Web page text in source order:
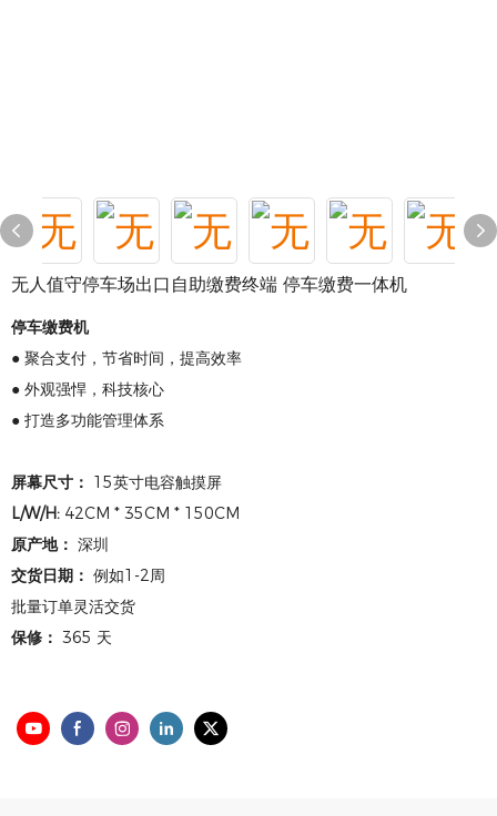
无人值守停车场出口自助缴费终端 停车缴费一体机
停车缴费机
● 聚合支付，节省时间，提高效率
● 外观强悍，科技核心
● 打造多功能管理体系
屏幕尺寸： 15英寸电容触摸屏
L/W/H: 42CM * 35CM * 150CM
原产地： 深圳
交货日期： 例如1-2周
批量订单灵活交货
保修： 365 天